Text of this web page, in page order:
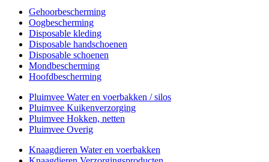
Gehoorbescherming
Oogbescherming
Disposable kleding
Disposable handschoenen
Disposable schoenen
Mondbescherming
Hoofdbescherming
Pluimvee Water en voerbakken / silos
Pluimvee Kuikenverzorging
Pluimvee Hokken, netten
Pluimvee Overig
Knaagdieren Water en voerbakken